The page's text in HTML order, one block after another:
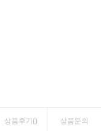
상품후기() 상품문의